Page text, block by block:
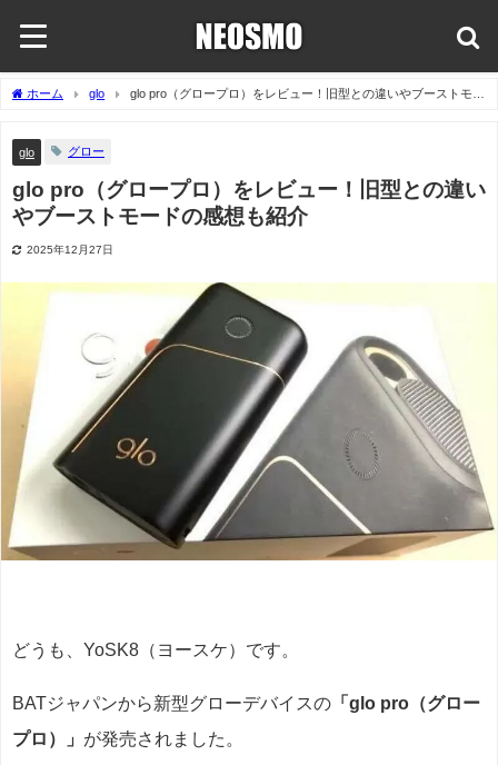
ホーム glo
glo pro（グロープロ）をレビュー！旧型との違いやブーストモー
glo グロー
glo pro（グロープロ）をレビュー！旧型との違い
やブーストモードの感想も紹介
2025年12月27日
どうも、YoSK8（ヨースケ）です。
BATジャパンから新型グローデバイスの 「glo pro（グロー
プロ）」 が発売されました。